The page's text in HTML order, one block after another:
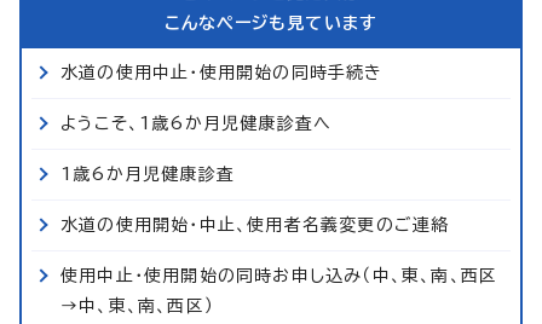
こんなページも見ています
水道の使用中止・使用開始の同時手続き
ようこそ、1歳6か月児健康診査へ
1歳6か月児健康診査
水道の使用開始・中止、使用者名義変更のご連絡
使用中止・使用開始の同時お申し込み（中、東、南、西区
→中、東、南、西区）